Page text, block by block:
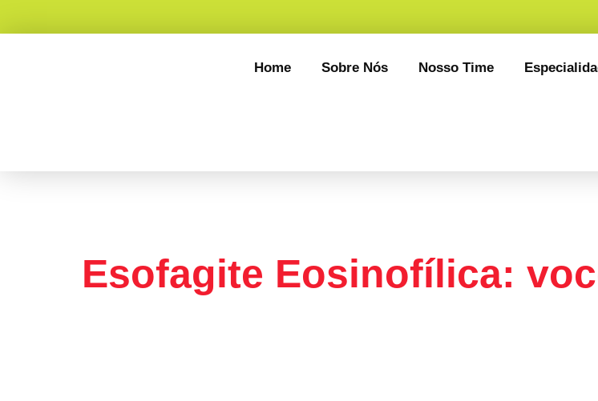
Home Sobre Nós Nosso Time
Esofagite Eosinofílica: